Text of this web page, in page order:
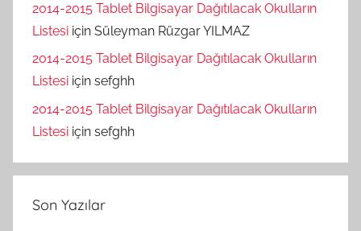
2014-2015 Tablet Bilgisayar Dağıtılacak Okulların
Listesi için Süleyman Rüzgar YILMAZ
2014-2015 Tablet Bilgisayar Dağıtılacak Okulların
Listesi için sefghh
2014-2015 Tablet Bilgisayar Dağıtılacak Okulların
Listesi için sefghh
Son Yazılar